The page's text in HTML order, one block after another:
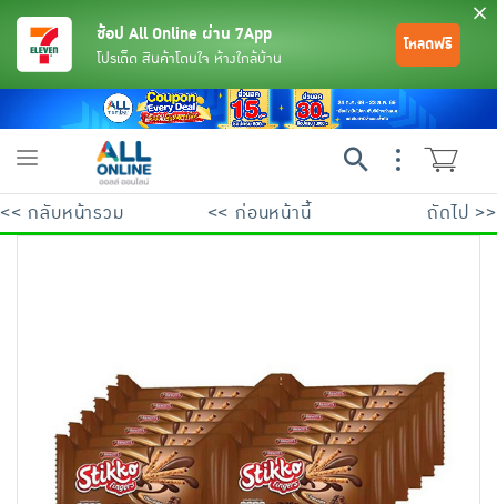
ย้อนกลับ
เครื่องดื่มและผงชงดื่ม
ย้อนกลับ
ย้อนกลับ
ย้อนกลับ
ย้อนกลับ
ย้อนกลับ
ย้อนกลับ
ย้อนกลับ
ย้อนกลับ
ย้อนกลับ
พระเครื่อง test pop
ย้อนกลับ
ช้อป All Online ผ่าน 7App
โปรเด็ด สินค้าโดนใจ ห้างใกล้บ้าน
โหลดฟรี
Toggle
<< กลับหน้ารวม << ก่อนหน้านี้ ถัดไป >>